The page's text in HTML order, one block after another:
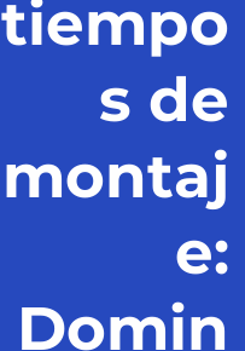
tiempo
s de
montaj
e:
Domin